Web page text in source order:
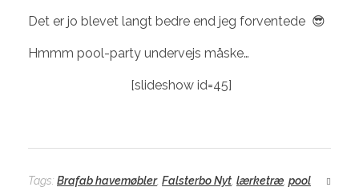
Det er jo blevet langt bedre end jeg forventede 😎
Hmmm pool-party undervejs måske…
[slideshow id=45]
Tags: Brafab havemøbler, Falsterbo Nyt lærketræ pool